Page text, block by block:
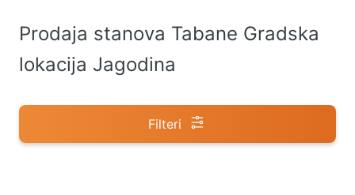
Prodaja stanova Tabane Gradska
lokacija Jagodina
Filteri